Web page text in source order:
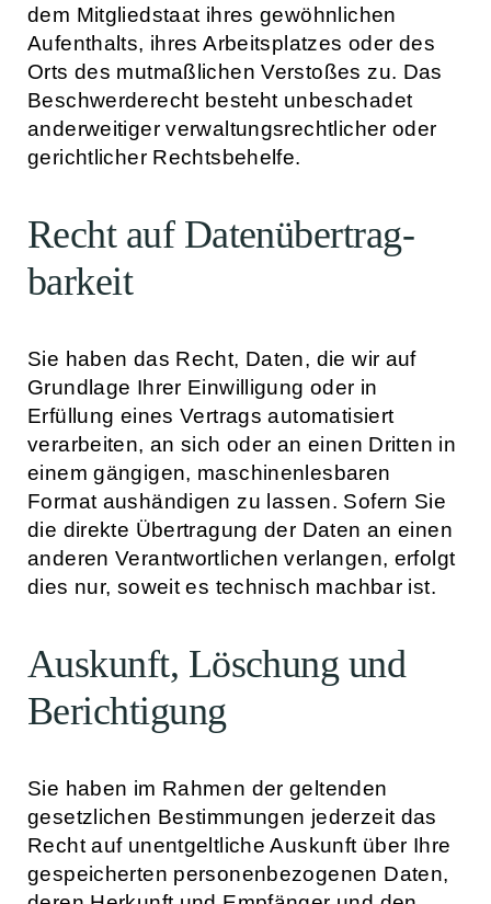
dem Mitgliedstaat ihres gewöhnlichen
Aufenthalts, ihres Arbeitsplatzes oder des
Orts des mutmaßlichen Verstoßes zu. Das
Beschwerderecht besteht unbeschadet
anderweitiger verwaltungsrechtlicher oder
gerichtlicher Rechtsbehelfe.
Recht auf Daten­übertrag­
barkeit
Sie haben das Recht, Daten, die wir auf
Grundlage Ihrer Einwilligung oder in
Erfüllung eines Vertrags automatisiert
verarbeiten, an sich oder an einen Dritten in
einem gängigen, maschinenlesbaren
Format aushändigen zu lassen. Sofern Sie
die direkte Übertragung der Daten an einen
anderen Verantwortlichen verlangen, erfolgt
dies nur, soweit es technisch machbar ist.
Auskunft, Löschung und
Berichtigung
Sie haben im Rahmen der geltenden
gesetzlichen Bestimmungen jederzeit das
Recht auf unentgeltliche Auskunft über Ihre
gespeicherten personenbezogenen Daten,